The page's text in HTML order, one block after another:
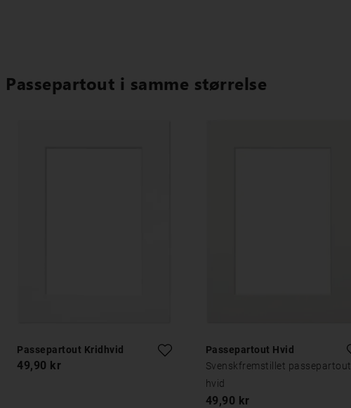
Passepartout i samme størrelse
Passepartout Kridhvid
49,90 kr
Passepartout Hvid
Svenskfremstillet passepartout
hvid
49,90 kr